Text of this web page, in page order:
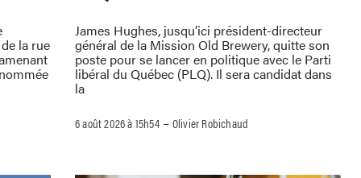
la rue
James Hughes, jusqu’ici président-directeur
général de la Mission Old Brewery, quitte son
poste pour se lancer en politique avec le Parti
libéral du Québec (PLQ). Il sera candidat dans
la
6 août 2026 à 15h54–Olivier Robichaud